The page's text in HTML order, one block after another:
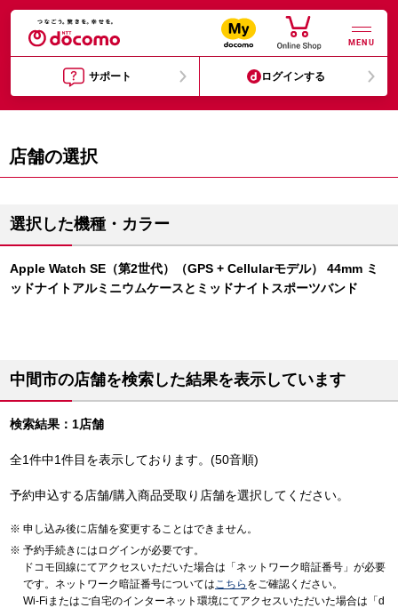
MENU
サポート ログインする
店舗の選択
選択した機種・カラー
Apple Watch SE（第2世代）（GPS + Cellularモデル） 44mm ミ
ッドナイトアルミニウムケースとミッドナイトスポーツバンド
中間市の店舗を検索した結果を表示しています
検索結果：1店舗
全1件中1件目を表示しております。(50音順)
予約申込する店舗/購入商品受取り店舗を選択してください。
申し込み後に店舗を変更することはできません。
予約手続きにはログインが必要です。
ドコモ回線にてアクセスいただいた場合は「ネットワーク暗証番号」が必要
です。ネットワーク暗証番号についてはこちら をご確認ください。
Wi-Fiまたはご自宅のインターネット環境にてアクセスいただいた場合は「d